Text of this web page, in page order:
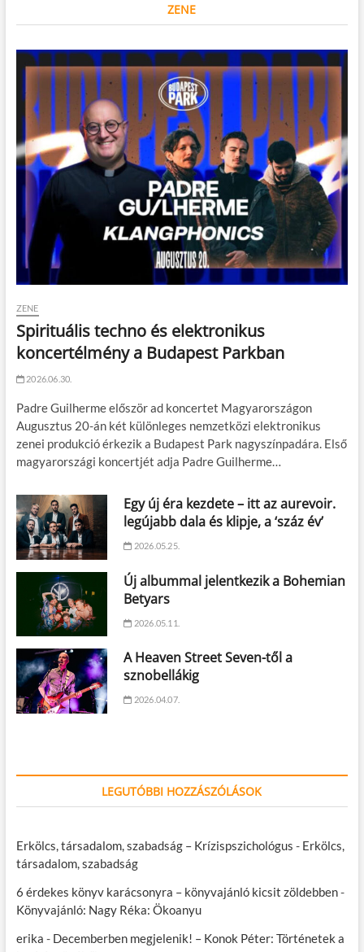
ZENE
ZENE
Spirituális techno és elektronikus
koncertélmény a Budapest Parkban
2026.06.30.
Padre Guilherme először ad koncertet Magyarországon
Augusztus 20-án két különleges nemzetközi elektronikus
zenei produkció érkezik a Budapest Park nagyszínpadára. Első
magyarországi koncertjét adja Padre Guilherme…
Egy új éra kezdete – itt az aurevoir.
legújabb dala és klipje, a ‘száz év’
2026.05.25.
Új albummal jelentkezik a Bohemian
Betyars
2026.05.11.
A Heaven Street Seven-től a
sznobellákig
2026.04.07.
LEGUTÓBBI HOZZÁSZÓLÁSOK
Erkölcs, társadalom, szabadság – Krízispszichológus - Erkölcs,
társadalom, szabadság
6 érdekes könyv karácsonyra – könyvajánló kicsit zöldebben-
Könyvajánló: Nagy Réka: Ökoanyu
erika - Decemberben megjelenik! – Konok Péter: Történetek a